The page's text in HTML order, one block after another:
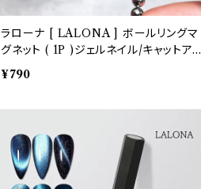
ラローナ [ LALONA ] ボールリングマ
グネット ( 1P )ジェルネイル/キャットアイ
ズジェル/猫目/磁石/マグネットネイル/ネ
イルアート
¥790